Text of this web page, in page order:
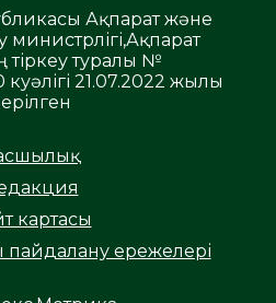
Ақпарат және
тіркеу туралы №
куәлігі 21.07.2022 жылы
картасы
ережелері